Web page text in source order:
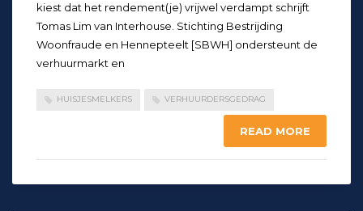
kiest dat het rendement(je) vrijwel verdampt schrijft
Tomas Lim van Interhouse. Stichting Bestrijding
Woonfraude en Hennepteelt [SBWH] ondersteunt de
verhuurmarkt en
HUISJESMELKERS VERHUURDERSGEDRAG
READ MORE